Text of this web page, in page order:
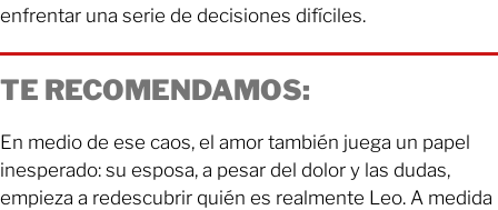
enfrentar una serie de decisiones difíciles.
TE RECOMENDAMOS:
En medio de ese caos, el amor también juega un papel
inesperado: su esposa, a pesar del dolor y las dudas,
empieza a redescubrir quién es realmente Leo. A medida